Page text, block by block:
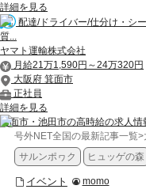
詳細を見る
配達/ドライバー/仕分け・シ
質...
ヤマト運輸株式会社
月給21万1,590円～24万320円
大阪府 箕面市
正社員
詳細を見る
箕面市・池田市の高時給の求人情
号外NET全国の最新記事一覧>
サルンポヮク
ヒュッゲの森
イベント momo